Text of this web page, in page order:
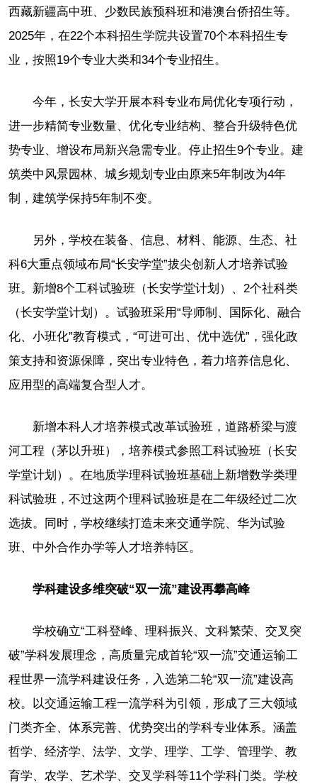
西藏新疆高中班、少数民族预科班和港澳台侨招生等。
2025年，在22个本科招生学院共设置70个本科招生专
业，按照19个专业大类和34个专业招生。
今年，长安大学开展本科专业布局优化专项行动，
进一步精简专业数量、优化专业结构、整合升级特色优
势专业、增设布局新兴急需专业。停止招生9个专业。建
筑类中风景园林、城乡规划专业由原来5年制改为4年
制，建筑学保持5年制不变。
另外，学校在装备、信息、材料、能源、生态、社
科6大重点领域布局“长安学堂”拔尖创新人才培养试验
班。新增8个工科试验班（长安学堂计划）、2个社科类
（长安学堂计划）。试验班采用“导师制、国际化、融合
化、小班化”教育模式，“可进可出、优中选优”，强化政
策支持和资源保障，突出专业特色，着力培养信息化、
应用型的高端复合型人才。
新增本科人才培养模式改革试验班，道路桥梁与渡
河工程（茅以升班），培养模式参照工科试验班（长安
学堂计划）。在地质学理科试验班基础上新增数学类理
科试验班，不过这两个理科试验班是在二年级经过二次
选拔。同时，学校继续打造未来交通学院、华为试验
班、中外合作办学等人才培养特区。
学科建设多维突破“双一流”建设再攀高峰
学校确立“工科登峰、理科振兴、文科繁荣、交叉突
破”学科发展理念，高质量完成首轮“双一流”交通运输工
程世界一流学科建设任务，入选第二轮“双一流”建设高
校。以交通运输工程一流学科为引领，形成了三大领域
门类齐全、体系完善、优势突出的学科专业体系。涵盖
哲学、经济学、法学、文学、理学、工学、管理学、教
育学、农学、艺术学、交叉学科等11个学科门类。学校